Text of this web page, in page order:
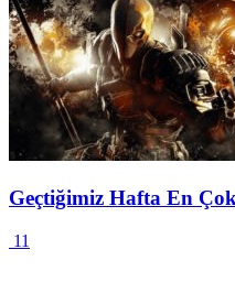
Geçtiğimiz Hafta En
11